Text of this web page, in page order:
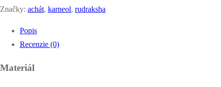
-Značky: achát, karneol, rudraksha
Popis
Recenzie (0)
Materiál